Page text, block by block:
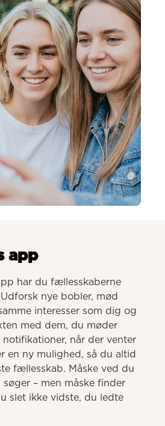
app
har du fællesskaberne
nye bobler, mød
interesser som dig og
med dem, du møder
når der venter
en ny mulighed, så du altid
fællesskab. Måske ved du
– men måske finder
slet ikke vidste, du ledte